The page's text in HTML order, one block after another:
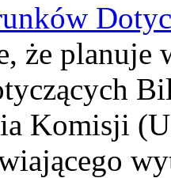
że planuje
Komisji